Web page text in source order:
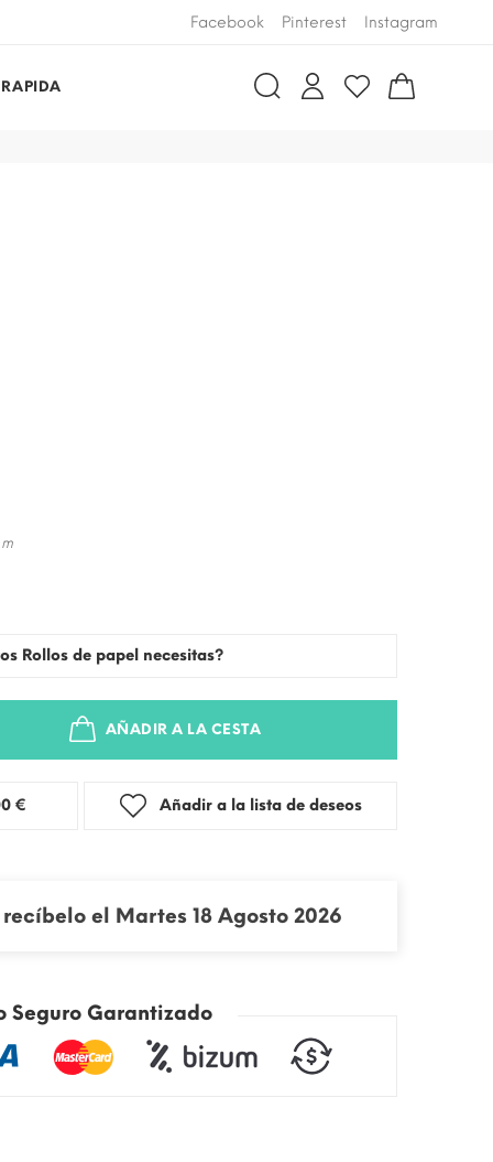
Facebook Pinterest Instagram
Rollos de papel necesitas?
AÑADIR A LA CESTA
3,00 € Añadir a la lista de deseos
el Martes 18 Agosto 2026
Seguro Garantizado